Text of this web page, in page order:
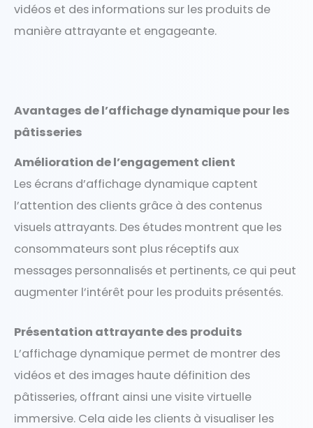
vidéos et des informations sur les produits de
manière attrayante et engageante.
Avantages de l’affichage dynamique pour les
pâtisseries
Amélioration de l’engagement client
Les écrans d’affichage dynamique captent
l’attention des clients grâce à des contenus
visuels attrayants. Des études montrent que les
consommateurs sont plus réceptifs aux
messages personnalisés et pertinents, ce qui peut
augmenter l’intérêt pour les produits présentés.
Présentation attrayante des produits
L’affichage dynamique permet de montrer des
vidéos et des images haute définition des
pâtisseries, offrant ainsi une visite virtuelle
immersive. Cela aide les clients à visualiser les